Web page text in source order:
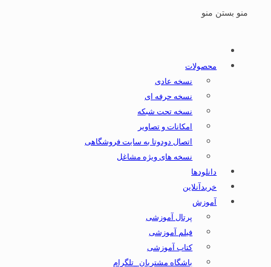
منو بستن منو
محصولات
نسخه عادی
نسخه حرفه ای
نسخه تحت شبکه
امکانات و تصاویر
اتصال دودوتا به سایت فروشگاهی
نسخه های ویژه مشاغل
دانلودها
خریدآنلاین
آموزش
پرتال آموزشی
فیلم آموزشی
کتاب آموزشی
باشگاه مشتریان _تلگرام